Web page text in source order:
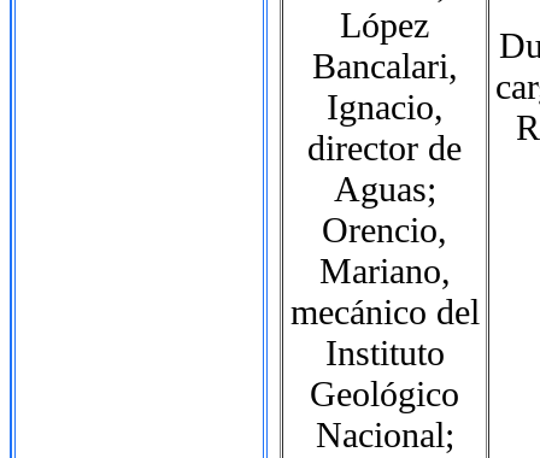
López
Bancalari,
Ignacio,
director de
Aguas;
Orencio,
Mariano,
mecánico del
Instituto
Geológico
Nacional;